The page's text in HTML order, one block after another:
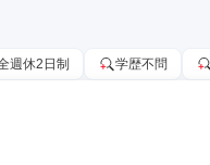
週休2日制 学歴不問